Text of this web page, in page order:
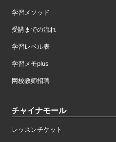
学習メソッド
受講までの流れ
学習レベル表
学習メモplus
网校教师招聘
チャイナモール
レッスンチケット